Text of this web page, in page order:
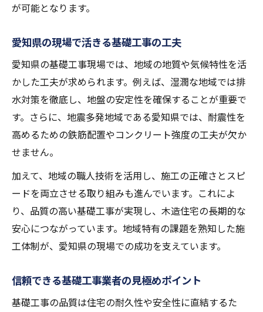
が可能となります。
愛知県の現場で活きる基礎工事の工夫
愛知県の基礎工事現場では、地域の地質や気候特性を活
かした工夫が求められます。例えば、湿潤な地域では排
水対策を徹底し、地盤の安定性を確保することが重要で
す。さらに、地震多発地域である愛知県では、耐震性を
高めるための鉄筋配置やコンクリート強度の工夫が欠か
せません。
加えて、地域の職人技術を活用し、施工の正確さとスピ
ードを両立させる取り組みも進んでいます。これによ
り、品質の高い基礎工事が実現し、木造住宅の長期的な
安心につながっています。地域特有の課題を熟知した施
工体制が、愛知県の現場での成功を支えています。
信頼できる基礎工事業者の見極めポイント
基礎工事の品質は住宅の耐久性や安全性に直結するた